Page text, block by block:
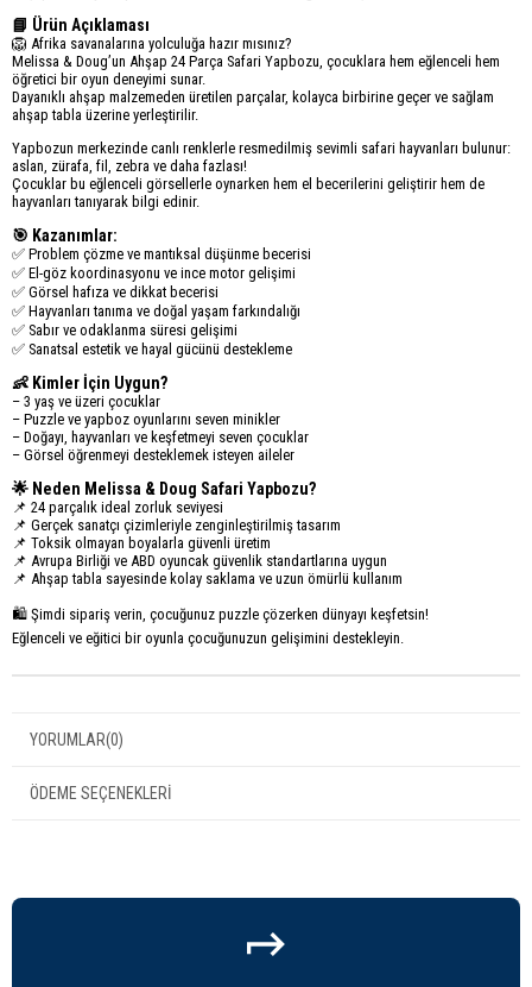
📘 Ürün Açıklaması
🦁 Afrika savanalarına yolculuğa hazır mısınız?
Melissa & Doug’un Ahşap 24 Parça Safari Yapbozu, çocuklara hem eğlenceli hem
öğretici bir oyun deneyimi sunar.
Dayanıklı ahşap malzemeden üretilen parçalar, kolayca birbirine geçer ve sağlam
ahşap tabla üzerine yerleştirilir.
Yapbozun merkezinde canlı renklerle resmedilmiş sevimli safari hayvanları bulunur:
aslan, zürafa, fil, zebra ve daha fazlası!
Çocuklar bu eğlenceli görsellerle oynarken hem el becerilerini geliştirir hem de
hayvanları tanıyarak bilgi edinir.
🎯 Kazanımlar:
✅ Problem çözme ve mantıksal düşünme becerisi
✅ El-göz koordinasyonu ve ince motor gelişimi
✅ Görsel hafıza ve dikkat becerisi
✅ Hayvanları tanıma ve doğal yaşam farkındalığı
✅ Sabır ve odaklanma süresi gelişimi
✅ Sanatsal estetik ve hayal gücünü destekleme
👶 Kimler İçin Uygun?
– 3 yaş ve üzeri çocuklar
– Puzzle ve yapboz oyunlarını seven minikler
– Doğayı, hayvanları ve keşfetmeyi seven çocuklar
– Görsel öğrenmeyi desteklemek isteyen aileler
🌟 Neden Melissa & Doug Safari Yapbozu?
📌 24 parçalık ideal zorluk seviyesi
📌 Gerçek sanatçı çizimleriyle zenginleştirilmiş tasarım
📌 Toksik olmayan boyalarla güvenli üretim
📌 Avrupa Birliği ve ABD oyuncak güvenlik standartlarına uygun
📌 Ahşap tabla sayesinde kolay saklama ve uzun ömürlü kullanım
🛍️ Şimdi sipariş verin, çocuğunuz puzzle çözerken dünyayı keşfetsin!
Eğlenceli ve eğitici bir oyunla çocuğunuzun gelişimini destekleyin.
YORUMLAR(0)
ÖDEME SEÇENEKLERI